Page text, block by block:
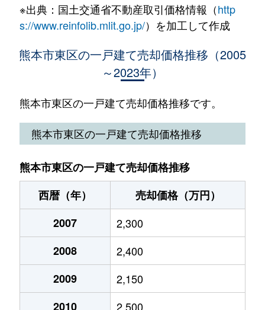
画図町大字重富
3,700万円 南熊本
3,900万円
榎町
500万円 新水前寺
榎町
950万円 新水前寺
榎町
2,500万円 水前寺
榎町
3,200万円 水前寺
3,100万円
※出典：国土交通省不動産取引価格情報（http
s://www.reinfolib.mlit.go.jp/）を加工して作成
熊本市東区の一戸建て売却価格推移（2005
～2023年）
熊本市東区の一戸建て売却価格推移です。
熊本市東区の一戸建て売却価格推移
熊本市東区の一戸建て売却価格推移
西暦（年）
売却価格（万円）
2007
2,300
2008
2,400
2009
2,150
2010
2,500